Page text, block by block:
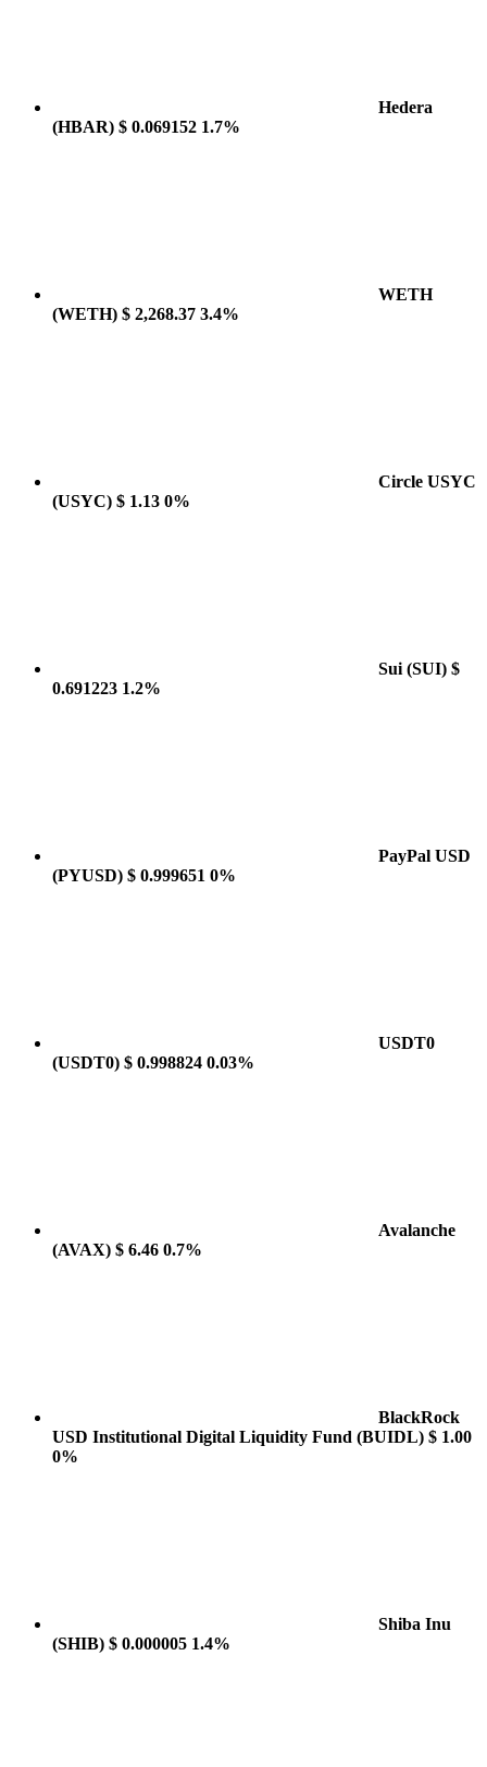
Hedera
(HBAR) $ 0.069152 1.7%
WETH
(WETH) $ 2,268.37 3.4%
Circle USYC
(USYC) $ 1.13 0%
Sui (SUI) $
0.691223 1.2%
PayPal USD
(PYUSD) $ 0.999651 0%
USDT0
(USDT0) $ 0.998824 0.03%
Avalanche
(AVAX) $ 6.46 0.7%
BlackRock
USD Institutional Digital Liquidity Fund (BUIDL) $ 1.00
0%
Shiba Inu
(SHIB) $ 0.000005 1.4%